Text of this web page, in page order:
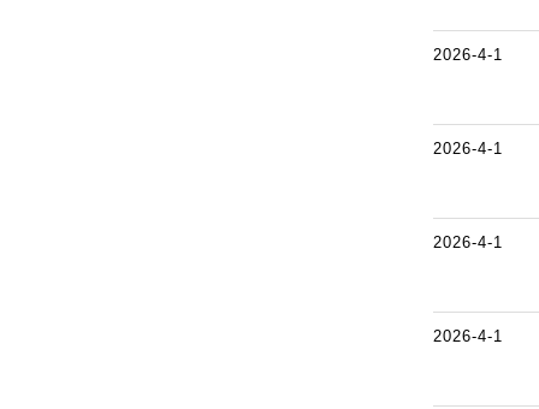
2026-4-1
2026-4-1
2026-4-1
2026-4-1